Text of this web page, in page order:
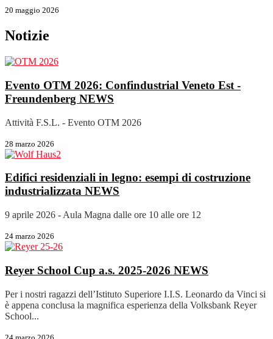
20 maggio 2026
Notizie
Evento OTM 2026: Confindustrial Veneto Est -
Freundenberg NEWS
Attività F.S.L. - Evento OTM 2026
28 marzo 2026
Edifici residenziali in legno: esempi di costruzione
industrializzata NEWS
9 aprile 2026 - Aula Magna dalle ore 10 alle ore 12
24 marzo 2026
Reyer School Cup a.s. 2025-2026 NEWS
Per i nostri ragazzi dell’Istituto Superiore I.I.S. Leonardo da Vinci si
è appena conclusa la magnifica esperienza della Volksbank Reyer
School...
24 marzo 2026